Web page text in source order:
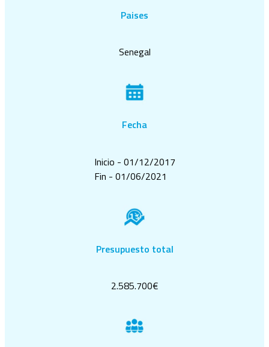
Paises
Senegal
Fecha
Inicio - 01/12/2017
Fin - 01/06/2021
Presupuesto total
2.585.700€